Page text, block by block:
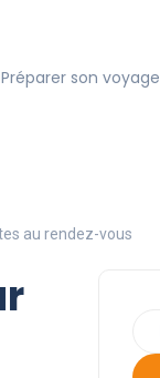
Préparer son voyage
au rendez-vous